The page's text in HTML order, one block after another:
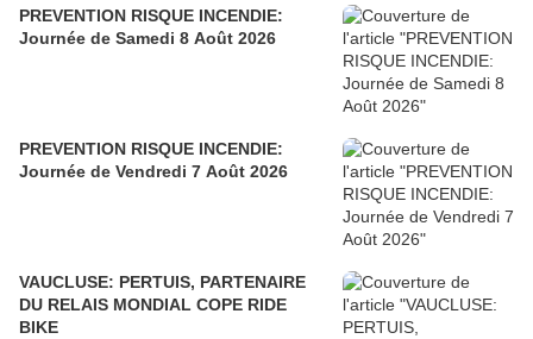
PREVENTION RISQUE INCENDIE:
Journée de Samedi 8 Août 2026
PREVENTION RISQUE INCENDIE:
Journée de Vendredi 7 Août 2026
VAUCLUSE: PERTUIS, PARTENAIRE
DU RELAIS MONDIAL COPE RIDE
BIKE